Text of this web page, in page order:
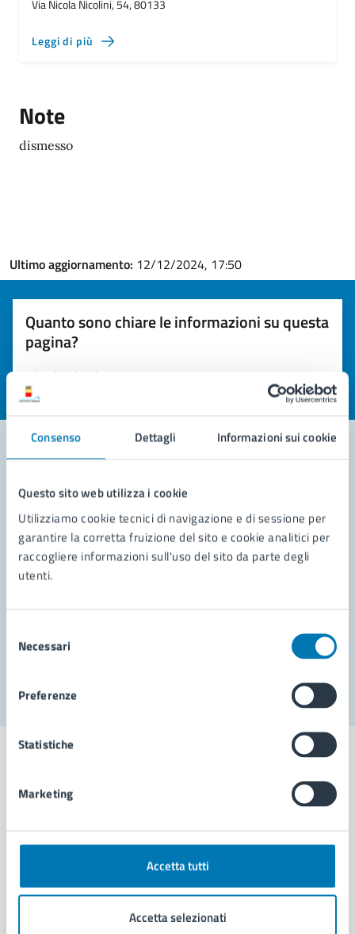
Consenso Dettagli Informazioni sui cookie
Questo sito web utilizza i cookie
Utilizziamo cookie tecnici di navigazione e di sessione per
garantire la corretta fruizione del sito e cookie analitici per
raccogliere informazioni sull'uso del sito da parte degli
utenti.
delNecessari
Preferenze
Statistiche
Marketing
Accetta tutti
Accetta selezionati
Via Nicola Nicolini, 54, 80133
Leggi di più
Note
dismesso
Ultimo aggiornamento: 12/12/2024, 17:50
Quanto sono chiare le informazioni su questa
pagina?
Valuta la chiarezza delle informazioni (da 1 a 5 stelle)
Seleziona il numero di stelle per valutare la chiarezza delle
Valuta 1 stelle su 5
Contatta il comune
Leggi le domande frequenti
Richiedi assistenza
Aree amministrative